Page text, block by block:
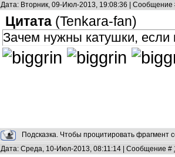
Дата: Вторник, 09-Июл-2013, 19:08:36 |
Цитата (Tenkara-fan)
Зачем нужны катушки, если
Подсказка. Чтобы процитировать фрагмент
Дата: Среда, 10-Июл-2013, 08:11:14 | Сообщение #